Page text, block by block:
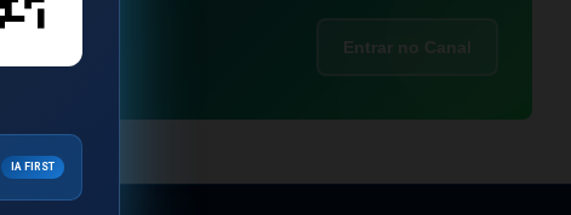
Entrar no Canal
IA FIRST